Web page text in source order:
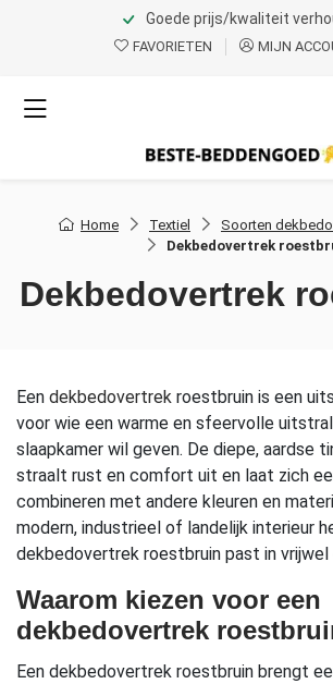
Goede prijs/kwaliteit
FAVORIETEN MIJN
Home Textiel
Soorten
Dekbedovertrek
Dekbedovertrek
Een dekbedovertrek roestbruin is een
voor wie een warme en sfeervolle
slaapkamer wil geven. De diepe, aardse
straalt rust en comfort uit en laat zich
combineren met andere kleuren en
modern, industrieel of landelijk interieur
dekbedovertrek roestbruin past in vrijwel
Waarom kiezen voor een
dekbedovertrek
Een dekbedovertrek roestbruin brengt